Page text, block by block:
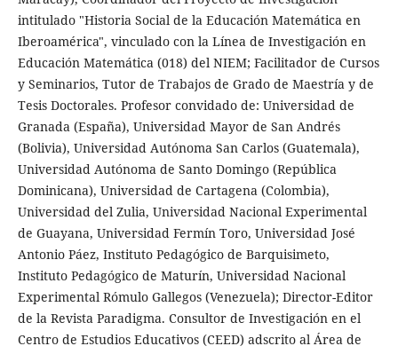
intitulado "Historia Social de la Educación Matemática en
Iberoamérica", vinculado con la Línea de Investigación en
Educación Matemática (018) del NIEM; Facilitador de Cursos
y Seminarios, Tutor de Trabajos de Grado de Maestría y de
Tesis Doctorales. Profesor convidado de: Universidad de
Granada (España), Universidad Mayor de San Andrés
(Bolivia), Universidad Autónoma San Carlos (Guatemala),
Universidad Autónoma de Santo Domingo (República
Dominicana), Universidad de Cartagena (Colombia),
Universidad del Zulia, Universidad Nacional Experimental
de Guayana, Universidad Fermín Toro, Universidad José
Antonio Páez, Instituto Pedagógico de Barquisimeto,
Instituto Pedagógico de Maturín, Universidad Nacional
Experimental Rómulo Gallegos (Venezuela); Director-Editor
de la Revista Paradigma. Consultor de Investigación en el
Centro de Estudios Educativos (CEED) adscrito al Área de